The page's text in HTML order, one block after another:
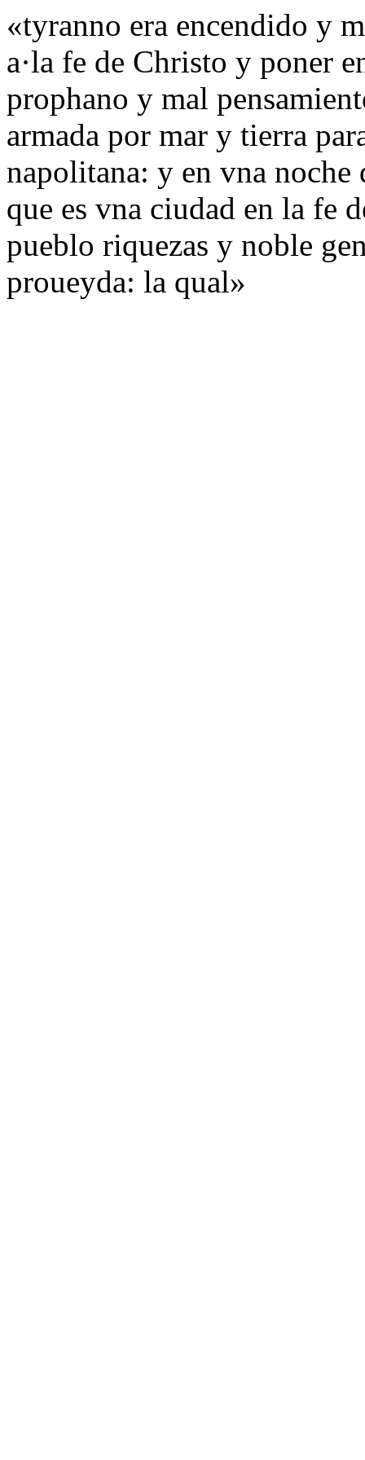
«tyranno era encendido y
a·la fe de Christo y poner
prophano y mal
armada por mar y tierra
napolitana: y en vna
que es vna ciudad en la fe
pueblo riquezas y noble
proueyda: la qual»